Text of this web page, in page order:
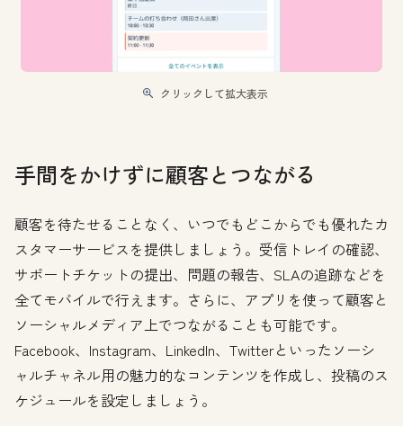
クリックして拡大表示
手間をかけずに顧客とつながる
顧客を待たせることなく、いつでもどこからでも優れたカ
スタマーサービスを提供しましょう。受信トレイの確認、
サポートチケットの提出、問題の報告、SLAの追跡などを
全てモバイルで行えます。さらに、アプリを使って顧客と
ソーシャルメディア上でつながることも可能です。
Facebook、Instagram、LinkedIn、Twitterといったソーシ
ャルチャネル用の魅力的なコンテンツを作成し、投稿のス
ケジュールを設定しましょう。